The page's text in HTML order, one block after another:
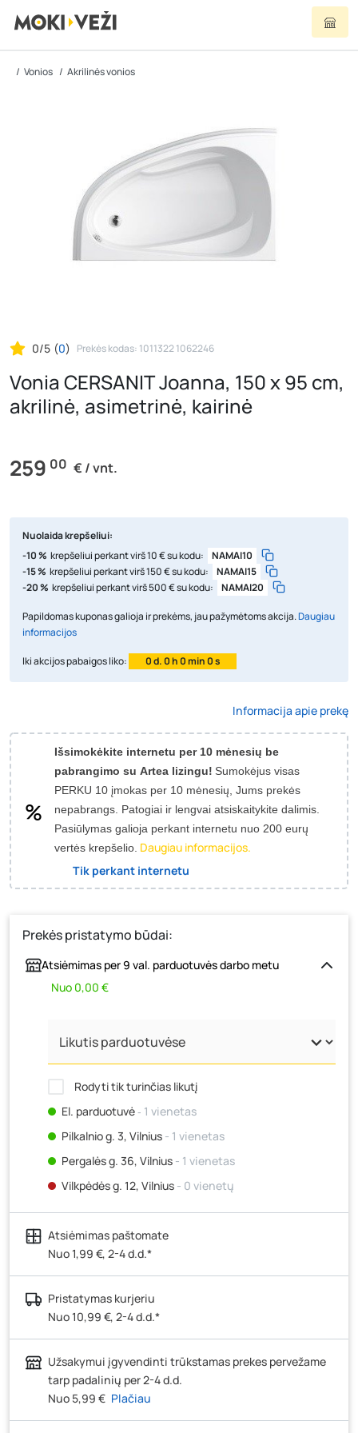
Vonios Akrilinės vonios
0/5 (0) Prekės kodas: 1011322 1062246
Vonia CERSANIT Joanna, 150 x 95 cm,
akrilinė, asimetrinė, kairinė
259 00 € / vnt.
Nuolaida krepšeliui:
-10 %
krepšeliui perkant virš 10 € su kodu:
NAMAI10
-15 %
krepšeliui perkant virš 150 € su kodu:
NAMAI15
-20 %
krepšeliui perkant virš 500 € su kodu: NAMAI20
Papildomas kuponas galioja ir prekėms, jau pažymėtoms akcija.Daugiau
informacijos
Iki akcijos pabaigos liko: 0 d. 0 h 0 min 0 s
Informacija apie prekę
Išsimokėkite internetu per 10 mėnesių be
pabrangimo su Artea lizingu! Sumokėjus visas
PERKU 10 įmokas per 10 mėnesių, Jums prekės
nepabrangs. Patogiai ir lengvai atsiskaitykite dalimis.
Pasiūlymas galioja perkant internetu nuo 200 eurų
vertės krepšelio. Daugiau informacijos.
Tik perkant internetu
Prekės pristatymo būdai:
Atsiėmimas per 9 val. parduotuvės darbo metu
Nuo 0,00 €
Rodyti tik turinčias likutį
El. parduotuvė‐ 1 vienetas
Pilkalnio g. 3, Vilnius - 1 vienetas
Pergalės g. 36, Vilnius - 1 vienetas
Vilkpėdės g. 12, Vilnius - 0 vienetų
Ateities g. 15, Vilnius- 1 vienetas
Kauno r., Narsiečių k., Vytauto g. 183, Kaunas
vienetai
Šilutės pl. 83A, Klaipėda- 0 vienetų
Pramonės g. 7, Šiauliai
Klaipėdos g. 170R, Panevėžys
J. Basanavičiaus g. 6, Utena
Novočėbės k. 3, Kėdainiai
Atsiėmimas paštomate
Nuo 1,99 €, 2-4 d.d.*
Pristatymas kurjeriu
Nuo 10,99 €, 2-4 d.d.*
Užsakymui įgyvendinti trūkstamas prekes pervežame
tarp padalinių per 2-4 d.d.
Nuo 5,99 € Plačiau